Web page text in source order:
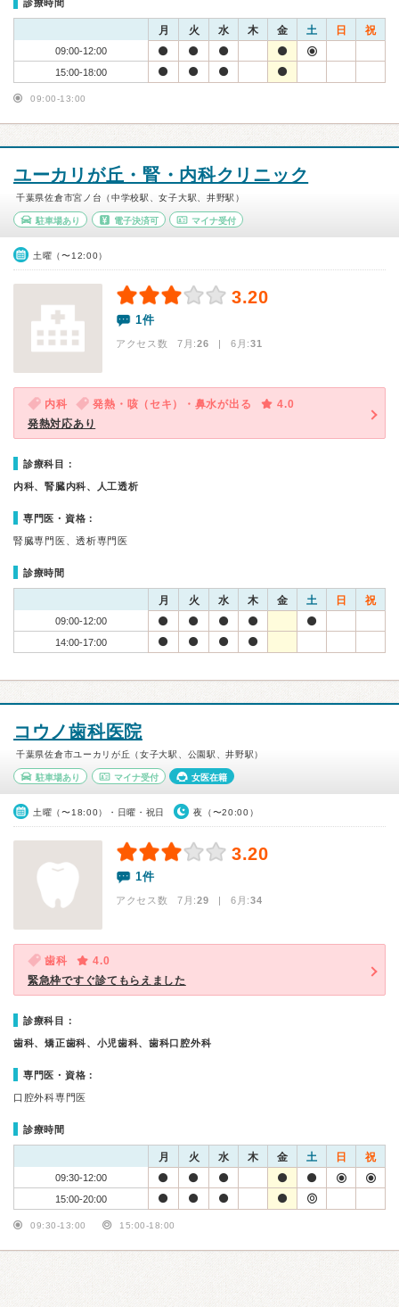
診療時間
月 火 水 木 金 土 日 祝
09:00-12:00
15:00-18:00
09:00-13:00
ユーカリが丘・腎・内科クリニック
千葉県佐倉市宮ノ台（中学校駅、女子大駅、井野駅）
駐車場あり 電子決済可 マイナ受付
土曜（〜12:00）
3.20
1件
アクセス数 7月:26 | 6月:31
内科 発熱・咳（セキ）・鼻水が出る
4.0
発熱対応あり
診療科目：
内科、腎臓内科、人工透析
専門医・資格：
腎臓専門医、透析専門医
診療時間
月 火 水 木 金 土 日 祝
09:00-12:00
14:00-17:00
コウノ歯科医院
千葉県佐倉市ユーカリが丘（女子大駅、公園駅、井野駅）
駐車場あり マイナ受付 女医在籍
土曜（〜18:00）・日曜・祝日 夜（〜20:00）
3.20
1件
アクセス数 7月:29 | 6月:34
歯科
4.0
緊急枠ですぐ診てもらえました
診療科目：
歯科、矯正歯科、小児歯科、歯科口腔外科
専門医・資格：
口腔外科専門医
診療時間
月 火 水 木 金 土 日 祝
09:30-12:00
15:00-20:00
09:30-13:00 15:00-18:00